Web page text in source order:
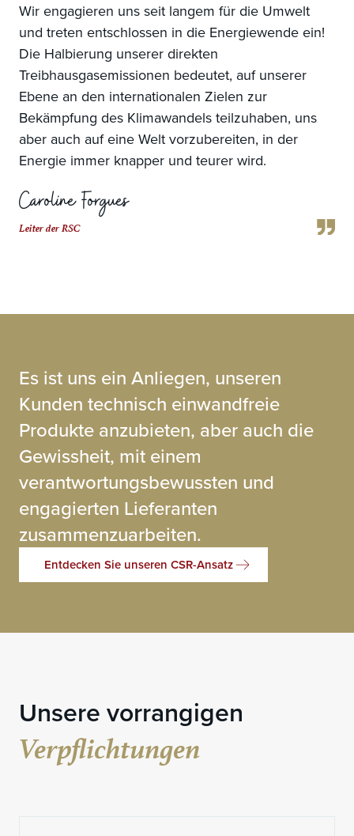
Wir engagieren uns seit langem für die Umwelt
und treten entschlossen in die Energiewende ein!
Die Halbierung unserer direkten
Treibhausgasemissionen bedeutet, auf unserer
Ebene an den internationalen Zielen zur
Bekämpfung des Klimawandels teilzuhaben, uns
aber auch auf eine Welt vorzubereiten, in der
Energie immer knapper und teurer wird.
Caroline Forgues
Leiter der RSC
Es ist uns ein Anliegen, unseren
Kunden technisch einwandfreie
Produkte anzubieten, aber auch die
Gewissheit, mit einem
verantwortungsbewussten und
engagierten Lieferanten
zusammenzuarbeiten.
Entdecken Sie unseren CSR-Ansatz
Unsere vorrangigen
Verpflichtungen